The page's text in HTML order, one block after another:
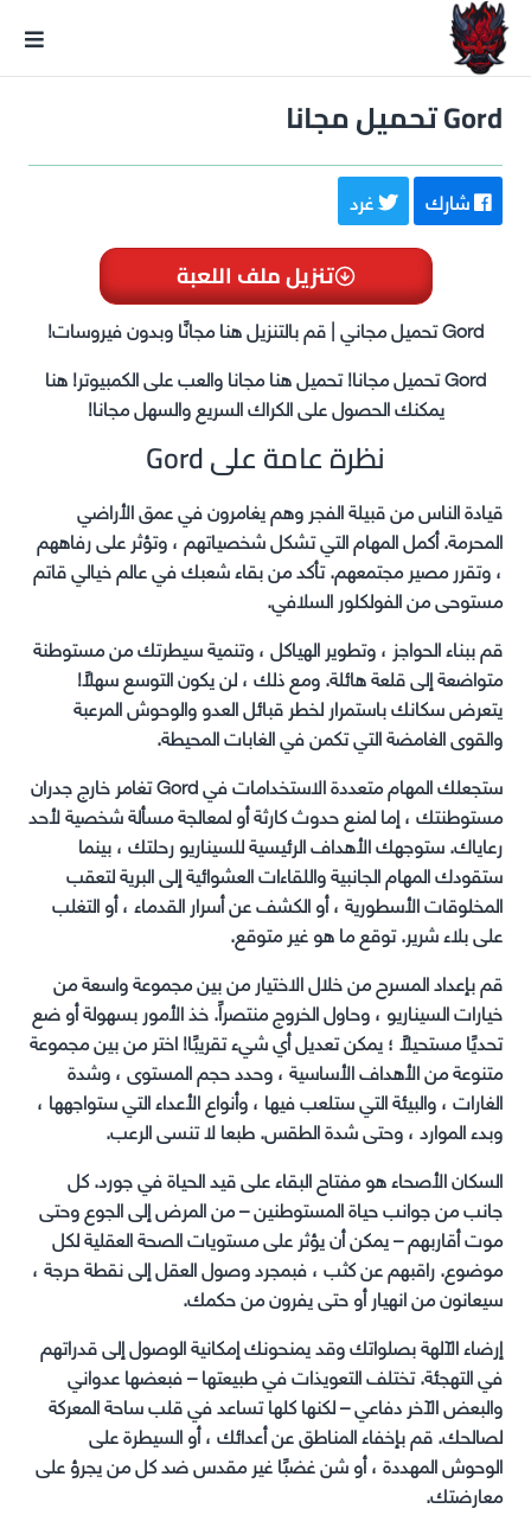
Gord تحميل مجانا
شارك غرد
تنزيل ملف اللعبة
Gord تحميل مجاني | قم بالتنزيل هنا مجانًا وبدون فيروسات!
Gord تحميل مجانا! تحميل هنا مجانا والعب على الكمبيوتر! هنا
يمكنك الحصول على الكراك السريع والسهل مجانا!
نظرة عامة على Gord
قيادة الناس من قبيلة الفجر وهم يغامرون في عمق الأراضي
المحرمة. أكمل المهام التي تشكل شخصياتهم ، وتؤثر على رفاههم
، وتقرر مصير مجتمعهم. تأكد من بقاء شعبك في عالم خيالي قاتم
مستوحى من الفولكلور السلافي.
قم ببناء الحواجز ، وتطوير الهياكل ، وتنمية سيطرتك من مستوطنة
متواضعة إلى قلعة هائلة. ومع ذلك ، لن يكون التوسع سهلاً!
يتعرض سكانك باستمرار لخطر قبائل العدو والوحوش المرعبة
والقوى الغامضة التي تكمن في الغابات المحيطة.
ستجعلك المهام متعددة الاستخدامات في Gord تغامر خارج جدران
مستوطنتك ، إما لمنع حدوث كارثة أو لمعالجة مسألة شخصية لأحد
رعاياك. ستوجهك الأهداف الرئيسية للسيناريو رحلتك ، بينما
ستقودك المهام الجانبية واللقاءات العشوائية إلى البرية لتعقب
المخلوقات الأسطورية ، أو الكشف عن أسرار القدماء ، أو التغلب
على بلاء شرير. توقع ما هو غير متوقع.
قم بإعداد المسرح من خلال الاختيار من بين مجموعة واسعة من
خيارات السيناريو ، وحاول الخروج منتصراً. خذ الأمور بسهولة أو ضع
تحديًا مستحيلًا ؛ يمكن تعديل أي شيء تقريبًا! اختر من بين مجموعة
متنوعة من الأهداف الأساسية ، وحدد حجم المستوى ، وشدة
الغارات ، والبيئة التي ستلعب فيها ، وأنواع الأعداء التي ستواجهها ،
وبدء الموارد ، وحتى شدة الطقس. طبعا لا تنسى الرعب.
السكان الأصحاء هو مفتاح البقاء على قيد الحياة في جورد. كل
جانب من جوانب حياة المستوطنين – من المرض إلى الجوع وحتى
موت أقاربهم – يمكن أن يؤثر على مستويات الصحة العقلية لكل
موضوع. راقبهم عن كثب ، فبمجرد وصول العقل إلى نقطة حرجة ،
سيعانون من انهيار أو حتى يفرون من حكمك.
إرضاء الآلهة بصلواتك وقد يمنحونك إمكانية الوصول إلى قدراتهم
في التهجئة. تختلف التعويذات في طبيعتها – فبعضها عدواني
والبعض الآخر دفاعي – لكنها كلها تساعد في قلب ساحة المعركة
لصالحك. قم بإخفاء المناطق عن أعدائك ، أو السيطرة على
الوحوش المهددة ، أو شن غضبًا غير مقدس ضد كل من يجرؤ على
معارضتك.